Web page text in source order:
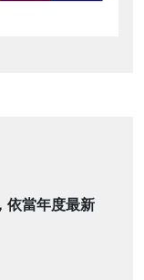
依當年度最新